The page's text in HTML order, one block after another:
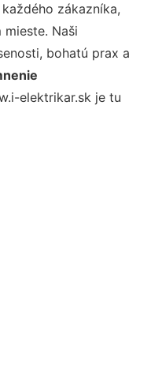
zákazníka,
Naši
bohatú prax a
elektrikar.sk je tu